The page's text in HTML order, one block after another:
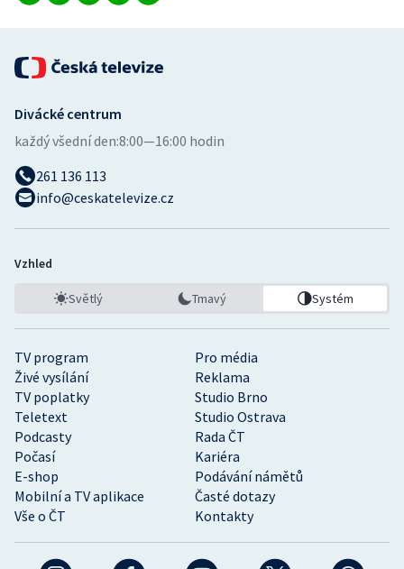
TV program
Pro média
Živé vysílání
Reklama
TV poplatky
Studio Brno
Teletext
Studio Ostrava
Podcasty
Rada ČT
Počasí
Kariéra
E-shop
Podávání námětů
Mobilní a TV aplikace
Časté dotazy
Vše o ČT
Kontakty
Divácké centrum
každý všední den:8:00—16:00 hodin
261 136 113
info@ceskatelevize.cz
Vzhled
Světlý Tmavý Systém